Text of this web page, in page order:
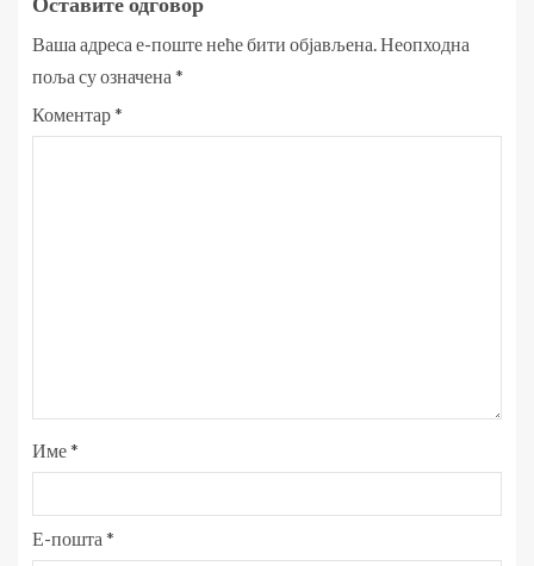
Ваша адреса е-поште неће бити објављена.Неопходна
поља су означена *
Коментар*
Име*
Е-пошта *